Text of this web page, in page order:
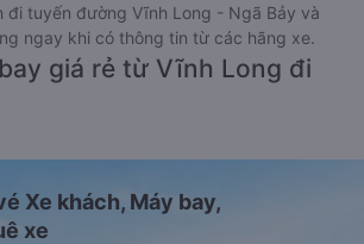
đi tuyến đường Vĩnh Long - Ngã Bảy và
ngay khi có thông tin từ các hãng xe.
giá rẻ từ Vĩnh Long đi
Xe khách, Máy bay,
xe